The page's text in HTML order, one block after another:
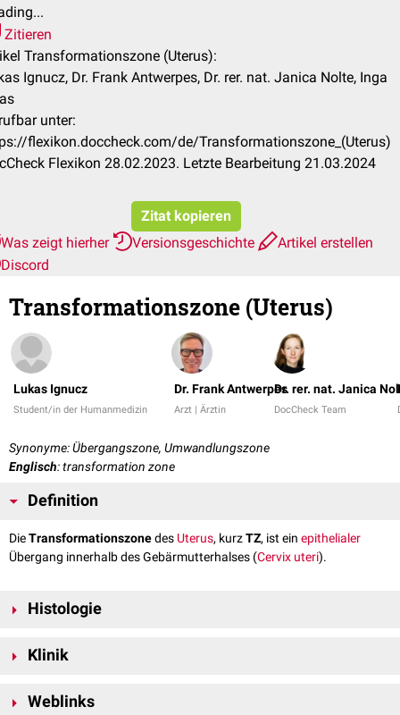
Zitieren
Transformationszone (Uterus):
Ignucz, Dr. Frank Antwerpes, Dr. rer. nat. Janica Nolte, Inga
unter:
flexikon.doccheck.com/de/Transformationszone_(Uterus)
Flexikon 28.02.2023. Letzte Bearbeitung 21.03.2024
Zitat kopieren
Was zeigt hierher
Versionsgeschichte
Artikel erstellen
Discord
Transformationszone (Uterus)
Lukas Ignucz
Student/in der Humanmedizin
Dr. Frank Antwerpes
Arzt | Ärztin
Dr. rer. nat. Janica
DocCheck Team
Synonyme: Übergangszone, Umwandlungszone
Englisch: transformation zone
Definition
DieTransformationszonedes Uterus, kurzTZ, ist ein epithelialer
Übergang innerhalb des Gebärmutterhalses (Cervix uteri).
Histologie
Zylinderepithel
ändert sich mit dem Alter. So befindet sie sich vor der
Klinik
Transformationszonen,
Weblinks